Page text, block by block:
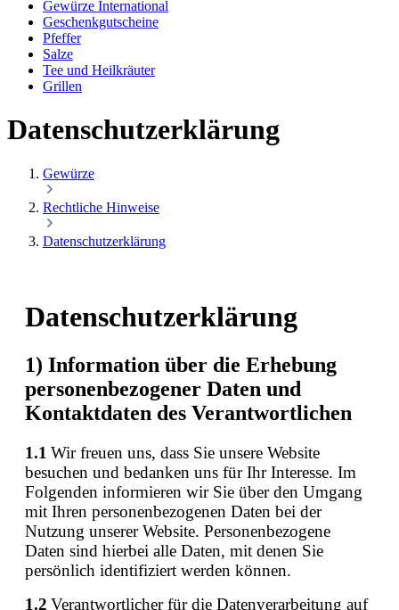
Gewürze International
Geschenkgutscheine
Pfeffer
Salze
Tee und Heilkräuter
Grillen
Datenschutzerklärung
Gewürze
Rechtliche Hinweise
Datenschutzerklärung
Datenschutzerklärung
1) Information über die Erhebung
personenbezogener Daten und
Kontaktdaten des Verantwortlichen
1.1 Wir freuen uns, dass Sie unsere Website
besuchen und bedanken uns für Ihr Interesse. Im
Folgenden informieren wir Sie über den Umgang
mit Ihren personenbezogenen Daten bei der
Nutzung unserer Website. Personenbezogene
Daten sind hierbei alle Daten, mit denen Sie
persönlich identifiziert werden können.
1.2 Verantwortlicher für die Datenverarbeitung auf